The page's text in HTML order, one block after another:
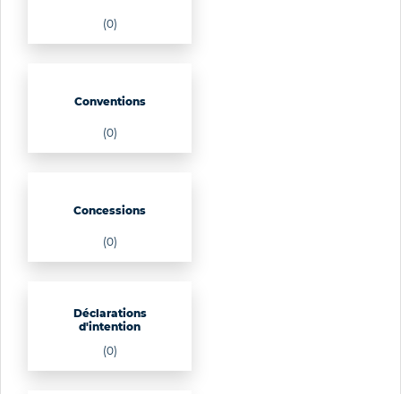
(0)
Conventions
(0)
Concessions
(0)
Déclarations
d'intention
(0)